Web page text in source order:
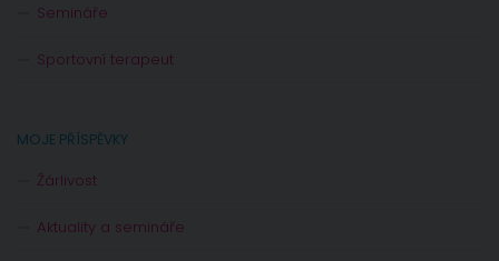
Semináře
Sportovní terapeut
MOJE PŘÍSPĚVKY
Žárlivost
Aktuality a semináře